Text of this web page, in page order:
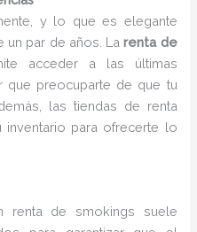
y lo que es elegante
un par de años. Larenta de
acceder a las últimas
que preocuparte de que tu
las tiendas de renta
inventario para ofrecerte lo
renta de smokings suele